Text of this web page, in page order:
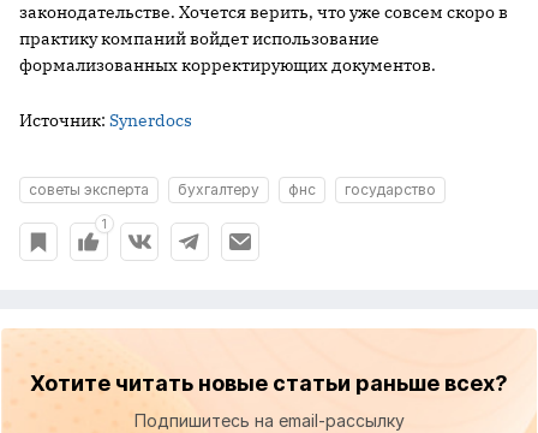
законодательстве. Хочется верить, что уже совсем скоро в
практику компаний войдет использование
формализованных корректирующих документов.
Источник: Synerdocs
советы эксперта бухгалтеру фнс государство
1
Хотите читать новые статьи раньше всех?
Подпишитесь на email-рассылку